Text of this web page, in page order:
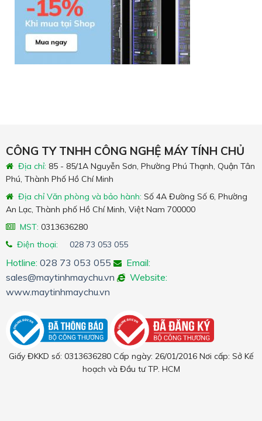
CÔNG TY TNHH CÔNG NGHỆ MÁY TÍNH CHỦ
Địa chỉ: 85 - 85/1A Nguyễn Sơn, Phường Phú Thạnh, Quận Tân
Phú, Thành Phố Hồ Chí Minh
Địa chỉ Văn phòng và bảo hành: Số 4A Đường Số 6, Phường
An Lạc, Thành phố Hồ Chí Minh, Việt Nam 700000
MST: 0313636280
Điện thoại:
028 73 053 055
Hotline: 028 73 053 055
Email:
sales@maytinhmaychu.vn
Website:
www.maytinhmaychu.vn
Giấy ĐKKD số: 0313636280 Cấp ngày: 26/01/2016 Nơi cấp: Sở Kế
hoạch và Đầu tư TP. HCM